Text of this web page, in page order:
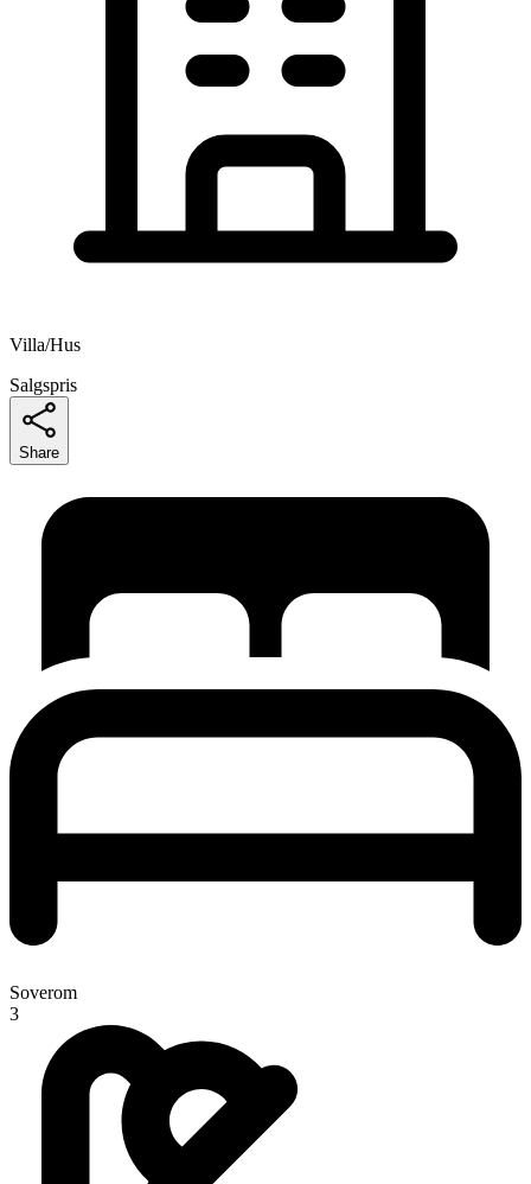
Villa/Hus
Salgspris
Share
Soverom
3